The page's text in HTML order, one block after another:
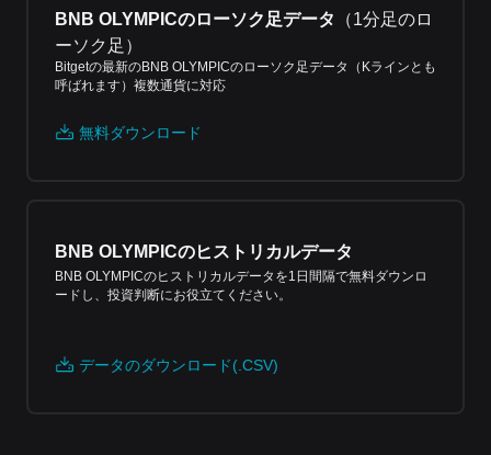
BNB OLYMPICのローソク足データ （1分足のロ
ーソク足 ）
Bitgetの最新のBNB OLYMPICのローソク足データ（Kラインとも
呼ばれます）複数通貨に対応
無料ダウンロード
BNB OLYMPICのヒストリカルデータ
BNB OLYMPICのヒストリカルデータを1日間隔で無料ダウンロ
ードし、投資判断にお役立てください。
データのダウンロード(.CSV)